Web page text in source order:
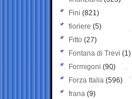
Fini (821)
fioriere (5)
Fitto (27)
Fontana di Trevi (1)
Formigoni (90)
Forza Italia (596)
frana (9)